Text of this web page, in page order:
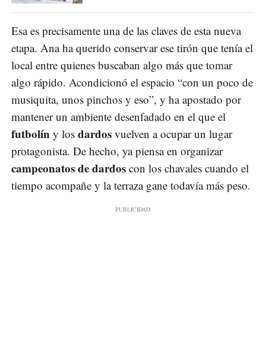
Esa es precisamente una de las claves de esta nueva
etapa. Ana ha querido conservar ese tirón que tenía el
local entre quienes buscaban algo más que tomar
algo rápido. Acondicionó el espacio “con un poco de
musiquita, unos pinchos y eso”, y ha apostado por
mantener un ambiente desenfadado en el que el
futbolín y los dardos vuelven a ocupar un lugar
protagonista. De hecho, ya piensa en organizar
campeonatos de dardos con los chavales cuando el
tiempo acompañe y la terraza gane todavía más peso.